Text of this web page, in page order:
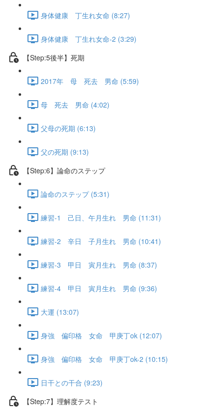
身体健康 丁生れ女命 (8:27)
身体健康 丁生れ女命-2 (3:29)
【Step:5後半】死期
2017年 母 死去 男命 (5:59)
母 死去 男命 (4:02)
父母の死期 (6:13)
父の死期 (9:13)
【Step:6】論命のステップ
論命のステップ (5:31)
練習-1 己日、午月生れ 男命 (11:31)
練習-2 辛日 子月生れ 男命 (10:41)
練習-3 甲日 寅月生れ 男命 (8:37)
練習-4 甲日 寅月生れ 男命 (9:36)
大運 (13:07)
身強 偏印格 女命 甲庚丁ok (12:07)
身強 偏印格 女命 甲庚丁ok-2 (10:15)
日干との干合 (9:23)
【Step:7】理解度テスト